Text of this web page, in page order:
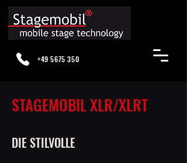
+49 5675 350
STAGEMOBIL XLR/XLRT
DIE STILVOLLE